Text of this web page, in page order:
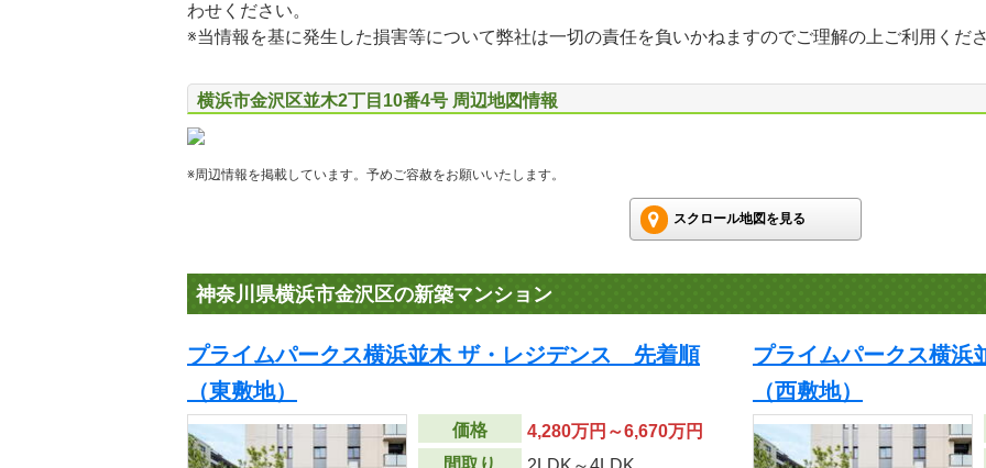
わせください。
※当情報を基に発生した損害等について弊社は一切の責任を負いかねますのでご理解の上ご利用くだ
横浜市金沢区並木2丁目10番4号 周辺地図情報
※周辺情報を掲載しています。予めご容赦をお願いいたします。
スクロール地図を見る
神奈川県横浜市金沢区の新築マンション
プライムパークス横浜並木 ザ・レジデンス 先着順
（東敷地）
価格
4,280万円～6,670万円
間取り
プライムパークス横
（西敷地）